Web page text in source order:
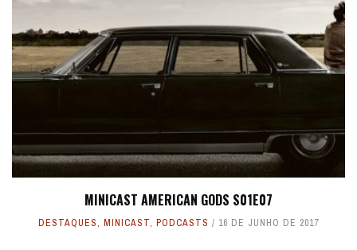
MINICAST AMERICAN GODS S01E07
DESTAQUES, MINICAST, PODCASTS 16 DE JUNHO DE 2017